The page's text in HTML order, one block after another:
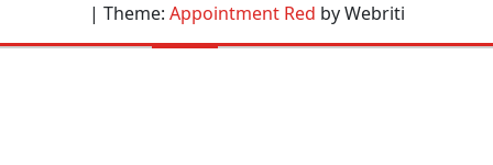
| Theme: Appointment Red by Webriti